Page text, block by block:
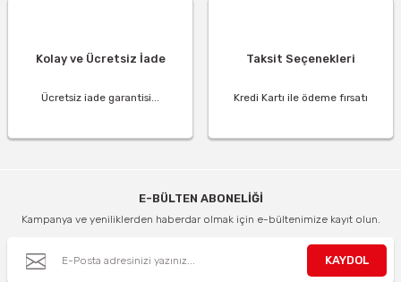
Kolay ve Ücretsiz İade
Ücretsiz iade garantisi...
Taksit Seçenekleri
Kredi Kartı ile ödeme fırsatı
E-BÜLTEN ABONELİĞİ
Kampanya ve yeniliklerden haberdar olmak için e-bültenimize kayıt olun.
KAYDOL